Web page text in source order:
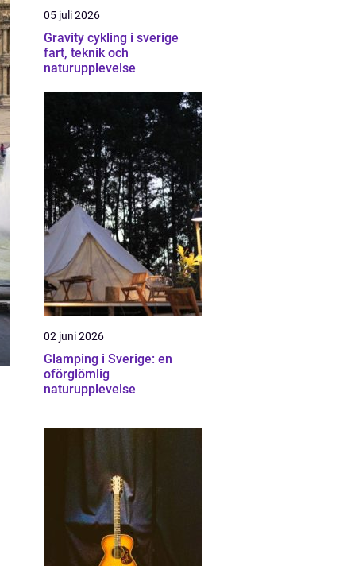
05 juli 2026
Gravity cykling i sverige
fart, teknik och
naturupplevelse
02 juni 2026
Glamping i Sverige: en
oförglömlig
naturupplevelse